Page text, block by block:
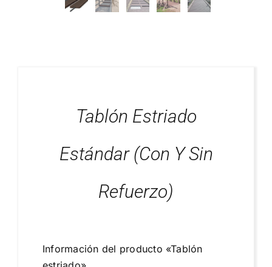
Blog
Tablón Estriado
Estándar (con Y Sin
Refuerzo)
Información del producto «Tablón